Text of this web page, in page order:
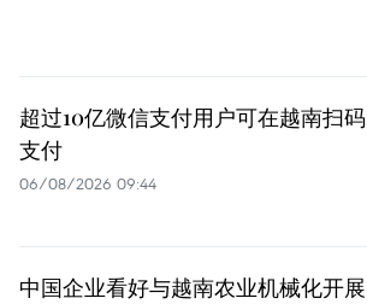
超过10亿微信支付用户可在越南扫码
支付
06/08/2026 09:44
中国企业看好与越南农业机械化开展